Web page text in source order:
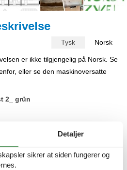
Tysk Norsk
er ikke tilgjengelig på Norsk. Se
eller se den maskinoversatte
2_ grün
und Horst – Pension,
nahe der Ostsee, haben
und des Zusammenseins gefunden
Detaljer
sikrer at siden fungerer og